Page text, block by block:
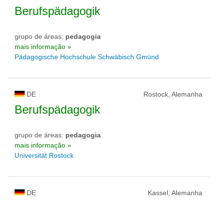
Berufspädagogik
grupo de áreas: pedagogia
mais informação »
Pädagogische Hochschule Schwäbisch Gmünd
DE Rostock, Alemanha
Berufspädagogik
grupo de áreas: pedagogia
mais informação »
Universität Rostock
DE Kassel, Alemanha